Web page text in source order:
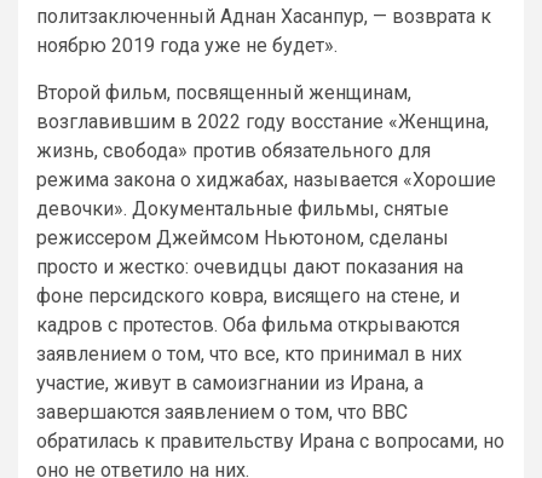
политзаключенный Аднан Хасанпур, — возврата к
ноябрю 2019 года уже не будет».
Второй фильм, посвященный женщинам,
возглавившим в 2022 году восстание «Женщина,
жизнь, свобода» против обязательного для
режима закона о хиджабах, называется «Хорошие
девочки». Документальные фильмы, снятые
режиссером Джеймсом Ньютоном, сделаны
просто и жестко: очевидцы дают показания на
фоне персидского ковра, висящего на стене, и
кадров с протестов. Оба фильма открываются
заявлением о том, что все, кто принимал в них
участие, живут в самоизгнании из Ирана, а
завершаются заявлением о том, что BBC
обратилась к правительству Ирана с вопросами, но
оно не ответило на них.